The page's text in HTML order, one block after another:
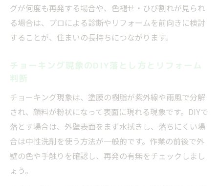
グが何度も再発する場合や、色褪せ・ひび割れが見られ
る場合は、プロによる診断やリフォームを前向きに検討
することが、住まいの長持ちにつながります。
チョーキング現象のDIY落とし方とリフォーム
判断
チョーキング現象は、塗膜の樹脂が紫外線や雨風で分解
され、顔料が粉状になって表面に現れる現象です。DIYで
落とす場合は、外壁表面をまず水拭きし、落ちにくい場
合は中性洗剤を使う方法が一般的です。作業の前後で外
壁の色や手触りを確認し、再発の有無をチェックしまし
ょう。